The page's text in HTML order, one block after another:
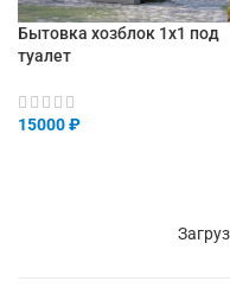
Бытовка хозблок 1х1 под
туалет
15000₽